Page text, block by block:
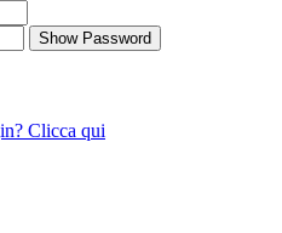
Show Password
Clicca qui